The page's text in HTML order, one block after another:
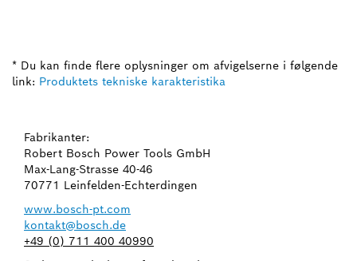
* Du kan finde flere oplysninger om afvigelserne i følgende
link: Produktets tekniske karakteristika
Fabrikanter:
Robert Bosch Power Tools GmbH
Max-Lang-Strasse 40-46
70771 Leinfelden-Echterdingen
www.bosch-pt.com
kontakt@bosch.de
+49 (0) 711 400 40990